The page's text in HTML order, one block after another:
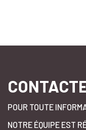
POUR TOUTE
NOTRE ÉQUIPE EST